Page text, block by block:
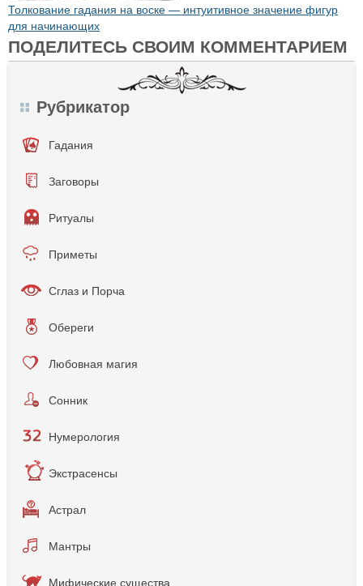
Толкование гадания на воске — интуитивное значение фигур
для начинающих
ПОДЕЛИТЕСЬ СВОИМ КОММЕНТАРИЕМ
Рубрикатор
Гадания
Заговоры
Ритуалы
Приметы
Сглаз и Порча
Обереги
Любовная магия
Сонник
Нумерология
Экстрасенсы
Астрал
Мантры
Мифические существа